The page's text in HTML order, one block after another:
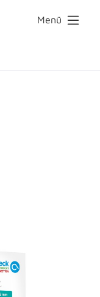
Menü